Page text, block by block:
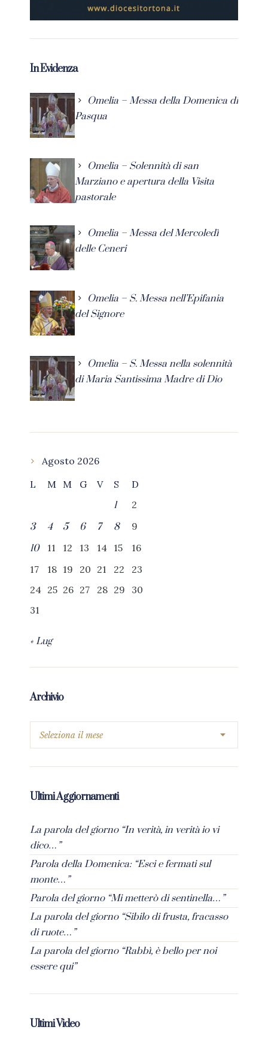
In Evidenza
Omelia – Messa della Domenica di
Pasqua
Omelia – Solennità di san
Marziano e apertura della Visita
pastorale
Omelia – Messa del Mercoledì
delle Ceneri
Omelia – S. Messa nell’Epifania
del Signore
Omelia – S. Messa nella solennità
di Maria Santissima Madre di Dio
Agosto 2026
L
M M G V S
D
1
2
3
4 5 6 7 8
9
10
11 12 13 14 15
16
17
18 19 20 21 22
23
24 25 26 27 28 29
30
31
« Lug
Archivio
Ultimi Aggiornamenti
La parola del giorno “In verità, in verità io vi
dico…”
Parola della Domenica: “Esci e fermati sul
monte…”
Parola del giorno “Mi metterò di sentinella…”
La parola del giorno “Sibilo di frusta, fracasso
di ruote…”
La parola del giorno “Rabbì, è bello per noi
essere qui”
Ultimi Video